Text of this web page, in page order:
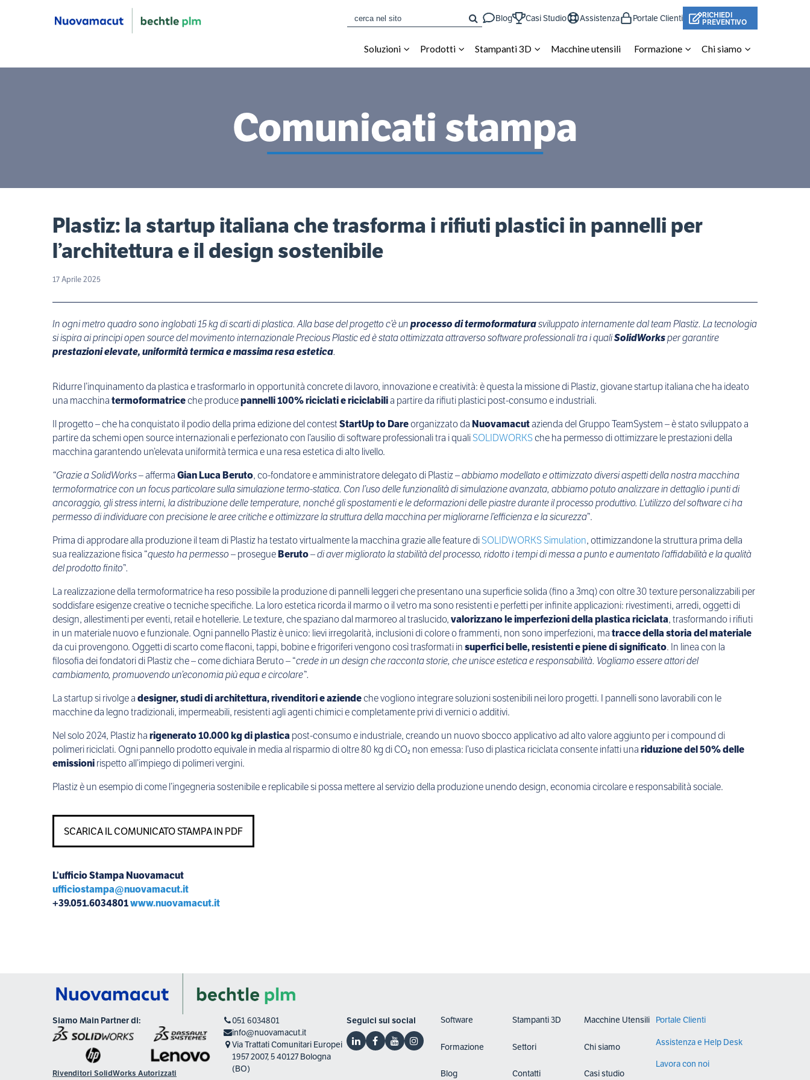
CERCA
Blog Casi Studio Assistenza Portale Clienti
RICHIEDI
PREVENTIVO
Soluzioni Prodotti Stampanti 3D Macchine utensili Formazione Chi siamo
Comunicati stampa
Plastiz: la startup italiana che trasforma i rifiuti plastici in pannelli per
l’architettura e il design sostenibile
17 Aprile 2025
In ogni metro quadro sono inglobati 15 kg di scarti di plastica.Alla base del progetto c’è unprocesso di termoformaturasviluppato internamente dal team Plastiz. La tecnologia
si ispira ai principi open source del movimento internazionale Precious Plastic ed è stata ottimizzata attraverso software professionali tra i qualiSolidWorksper garantire
prestazioni elevate, uniformità termica e massima resa estetica.
Ridurre l’inquinamento da plastica e trasformarlo in opportunità concrete di lavoro, innovazione e creatività: è questa la missione di Plastiz, giovane startup italiana che ha ideato
una macchinatermoformatriceche producepannelli 100% riciclati e riciclabilia partire da rifiuti plastici post-consumo e industriali.
Il progetto – che ha conquistato il podio della prima edizione del contestStartUp to Dareorganizzato daNuovamacutazienda del Gruppo TeamSystem – è stato sviluppato a
partire da schemi open source internazionali e perfezionato con l’ausilio di software professionali tra i qualiSOLIDWORKSche ha permesso di ottimizzare le prestazioni della
macchina garantendo un’elevata uniformità termica e una resa estetica di alto livello.
“Grazie a SolidWorks –affermaGian Luca Beruto, co-fondatore e amministratore delegato di Plastiz –abbiamo modellato e ottimizzato diversi aspetti della nostra macchina
termoformatrice con un focus particolare sulla simulazione termo-statica. Con l’uso delle funzionalità di simulazione avanzata, abbiamo potuto analizzare in dettaglio i punti di
ancoraggio, gli stress interni, la distribuzione delle temperature, nonché gli spostamenti e le deformazioni delle piastre durante il processo produttivo. L’utilizzo del software ci ha
permesso di individuare con precisione le aree critiche e ottimizzare la struttura della macchina per migliorarne l’efficienza e la sicurezza”.
Prima di approdare alla produzione il team di Plastiz ha testato virtualmente la macchina grazie alle feature diSOLIDWORKS Simulation, ottimizzandone la struttura prima della
sua realizzazione fisica “questo ha permesso– prosegueBeruto–di aver migliorato la stabilità del processo, ridotto i tempi di messa a punto e aumentato l’affidabilità e la qualità
del prodotto finito”.
La realizzazione della termoformatrice ha reso possibile la produzione di pannelli leggeri che presentano una superficie solida (fino a 3mq) con oltre 30 texture personalizzabili per
soddisfare esigenze creative o tecniche specifiche. La loro estetica ricorda il marmo o il vetro ma sono resistenti e perfetti per infinite applicazioni: rivestimenti, arredi, oggetti di
design, allestimenti per eventi, retail e hotellerie. Le texture, che spaziano dal marmoreo al traslucido,valorizzano le imperfezioni della plastica riciclata, trasformando i rifiuti
in un materiale nuovo e funzionale. Ogni pannello Plastiz è unico: lievi irregolarità, inclusioni di colore o frammenti, non sono imperfezioni, matracce della storia del materiale
da cui provengono. Oggetti di scarto come flaconi, tappi, bobine e frigoriferi vengono così trasformati insuperfici belle, resistenti e piene di significato. In linea con la
filosofia dei fondatori di Plastiz che – come dichiara Beruto – “crede in un design che racconta storie, che unisce estetica e responsabilità. Vogliamo essere attori del
cambiamento, promuovendo un’economia più equa e circolare”.
La startup si rivolge adesigner, studi di architettura, rivenditori e aziendeche vogliono integrare soluzioni sostenibili nei loro progetti. I pannelli sono lavorabili con le
macchine da legno tradizionali, impermeabili, resistenti agli agenti chimici e completamente privi di vernici o additivi.
Nel solo 2024, Plastiz harigenerato 10.000 kg di plastica post-consumo e industriale, creando un nuovo sbocco applicativo ad alto valore aggiunto per i compound di
polimeri riciclati. Ogni pannello prodotto equivale in media al risparmio di oltre 80 kg di CO₂ non emessa: l’uso di plastica riciclata consente infatti unariduzione del 50% delle
emissionirispetto all’impiego di polimeri vergini.
Plastiz è un esempio di come l’ingegneria sostenibile e replicabile si possa mettere al servizio della produzione unendo design, economia circolare e responsabilità sociale.
SCARICA IL COMUNICATO STAMPA IN PDF
L’ufficio Stampa Nuovamacut
ufficiostampa@nuovamacut.it
+39.051.6034801www.nuovamacut.it
Siamo Main Partner di:
Rivenditori SolidWorks Autorizzati
051 6034801
info@nuovamacut.it
Via Trattati Comunitari Europei
1957 2007, 5 40127 Bologna
(BO)
Seguici sui social Software Stampanti 3D Macchine Utensili
Formazione Settori Chi siamo
Blog Contatti Casi studio
Portale Clienti
Assistenza e Help Desk
Lavora con noi